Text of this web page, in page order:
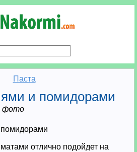
Паста
и помидорами
фото
отлично подойдет на